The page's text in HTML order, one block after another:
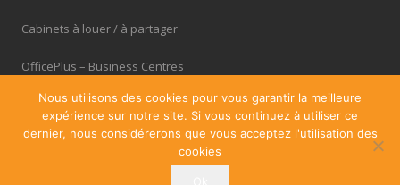
Cabinets à louer / à partager
OfficePlus – Business Centres
Nous utilisons des cookies pour vous garantir la meilleure
expérience sur notre site. Si vous continuez à utiliser ce
dernier, nous considérerons que vous acceptez l'utilisation des
cookies